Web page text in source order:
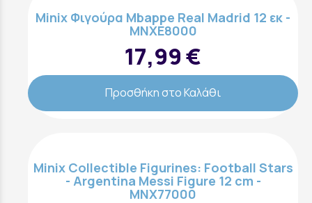
Minix Φιγούρα Mbappe Real Madrid 12 εκ -
MNXE8000
17,99 €
Προσθήκη στο Καλάθι
Minix Collectible Figurines: Football Stars
- Argentina Messi Figure 12 cm -
MNX77000